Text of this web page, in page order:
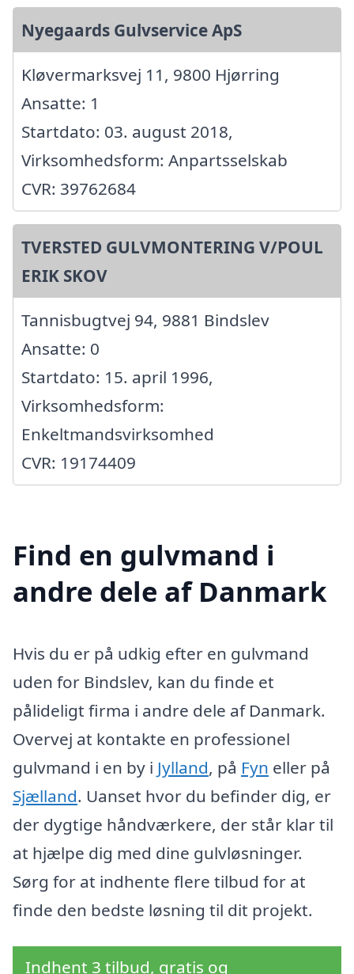
Nyegaards Gulvservice ApS
Kløvermarksvej 11, 9800 Hjørring
Ansatte: 1
Startdato: 03. august 2018,
Virksomhedsform: Anpartsselskab
CVR: 39762684
TVERSTED GULVMONTERING V/POUL
ERIK SKOV
Tannisbugtvej 94, 9881 Bindslev
Ansatte: 0
Startdato: 15. april 1996,
Virksomhedsform:
Enkeltmandsvirksomhed
CVR: 19174409
Find en gulvmand i
andre dele af Danmark
Hvis du er på udkig efter en gulvmand
uden for Bindslev, kan du finde et
pålideligt firma i andre dele af Danmark.
Overvej at kontakte en professionel
gulvmand i en by i Jylland, på Fyn eller på
Sjælland. Uanset hvor du befinder dig, er
der dygtige håndværkere, der står klar til
at hjælpe dig med dine gulvløsninger.
Sørg for at indhente flere tilbud for at
finde den bedste løsning til dit projekt.
Indhent 3 tilbud, gratis og